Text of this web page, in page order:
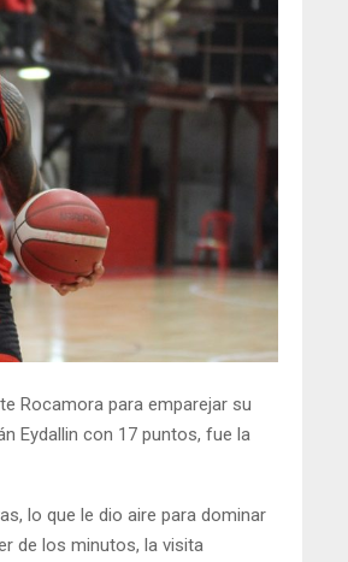
Rocamora para emparejar su
Eydallin con 17 puntos, fue la
lo que le dio aire para dominar
de los minutos, la visita